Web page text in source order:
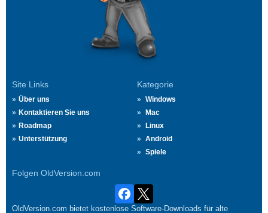
Site Links
Über uns
Kontaktieren Sie uns
Roadmap
Unterstützung
Kategorie
Windows
Mac
Linux
Android
Spiele
Folgen OldVersion.com
OldVersion.com bietet kostenlose Software-Downloads für alte